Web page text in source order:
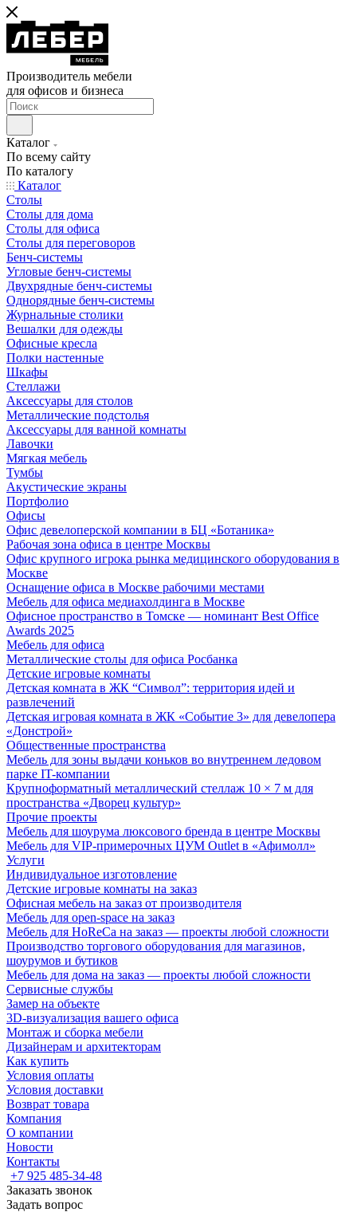
Производитель мебели
для офисов и бизнеса
Каталог
По всему сайту
По каталогу
Каталог
Столы
Столы для дома
Столы для офиса
Столы для переговоров
Бенч-системы
Угловые бенч-системы
Двухрядные бенч-системы
Однорядные бенч-системы
Журнальные столики
Вешалки для одежды
Офисные кресла
Полки настенные
Шкафы
Стеллажи
Аксессуары для столов
Металлические подстолья
Аксессуары для ванной комнаты
Лавочки
Мягкая мебель
Тумбы
Акустические экраны
Портфолио
Офисы
Офис девелоперской компании в БЦ «Ботаника»
Рабочая зона офиса в центре Москвы
Офис крупного игрока рынка медицинского оборудования в
Москве
Оснащение офиса в Москве рабочими местами
Мебель для офиса медиахолдинга в Москве
Офисное пространство в Томске — номинант Best Office
Awards 2025
Мебель для офиса
Металлические столы для офиса Росбанка
Детские игровые комнаты
Детская комната в ЖК “Символ”: территория идей и
развлечений
Детская игровая комната в ЖК «Событие 3» для девелопера
«Донстрой»
Общественные пространства
Мебель для зоны выдачи коньков во внутреннем ледовом
парке IT-компании
Крупноформатный металлический стеллаж 10 × 7 м для
пространства «Дворец культур»
Прочие проекты
Мебель для шоурума люксового бренда в центре Москвы
Мебель для VIP-примерочных ЦУМ Outlet в «Афимолл»
Услуги
Индивидуальное изготовление
Детские игровые комнаты на заказ
Офисная мебель на заказ от производителя
Мебель для open-space на заказ
Мебель для HoReCa на заказ — проекты любой сложности
Производство торгового оборудования для магазинов,
шоурумов и бутиков
Мебель для дома на заказ — проекты любой сложности
Сервисные службы
Замер на объекте
3D-визуализация вашего офиса
Монтаж и сборка мебели
Дизайнерам и архитекторам
Как купить
Условия оплаты
Условия доставки
Возврат товара
Компания
О компании
Новости
Контакты
+7 925 485-34-48
Заказать звонок
Задать вопрос